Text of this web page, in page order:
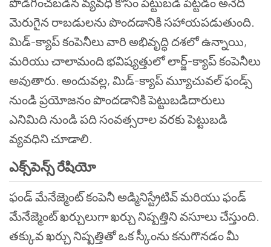
మెరుగైన రాబడులను పొందడానికి సహాయపడుతుంది.
మిడ్-క్యాప్ కంపెనీలు వారి అభివృద్ధి దశలో ఉన్నాయి,
మరియు చాలామంది భవిష్యత్తులో లార్జ్-క్యాప్ కంపెనీలు
అవుతారు. అందువల్ల, మిడ్-క్యాప్ మ్యూచువల్ ఫండ్స్
నుండి ప్రయోజనం పొందడానికి పెట్టుబడిదారులు
ఎనిమిది నుండి పది సంవత్సరాల వరకు పెట్టుబడి
వ్యవధిని చూడాలి.
ఎక్స్‌పెన్స్ రేషియో
ఫండ్ మేనేజ్మెంట్ కంపెనీ అడ్మినిస్ట్రేటివ్ మరియు ఫండ్
మేనేజ్మెంట్ ఖర్చులుగా ఖర్చు నిష్పత్తిని వసూలు చేస్తుంది.
తక్కువ ఖర్చు నిష్పత్తితో ఒక స్కీంను కనుగొనడం మీ